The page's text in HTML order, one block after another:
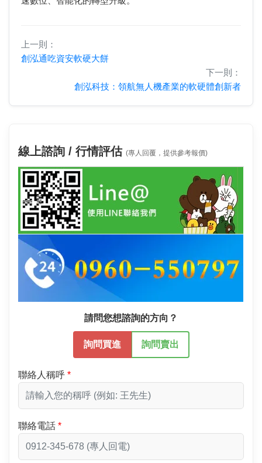
上一則：
創泓通吃資安軟硬大餅
下一則：
創泓科技：領航無人機產業的軟硬體創新者
線上諮詢 / 行情評估 (專人回覆，提供參考報價)
請問您想諮詢的方向？
詢問買進 詢問賣出
聯絡人稱呼
聯絡電話